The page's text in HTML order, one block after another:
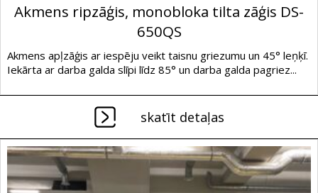
Akmens ripzāģis, monobloka tilta zāģis DS-
650QS
Akmens apļzāģis ar iespēju veikt taisnu griezumu un 45° leņķī.
Iekārta ar darba galda slīpi līdz 85° un darba galda pagriez...
skatīt detaļas